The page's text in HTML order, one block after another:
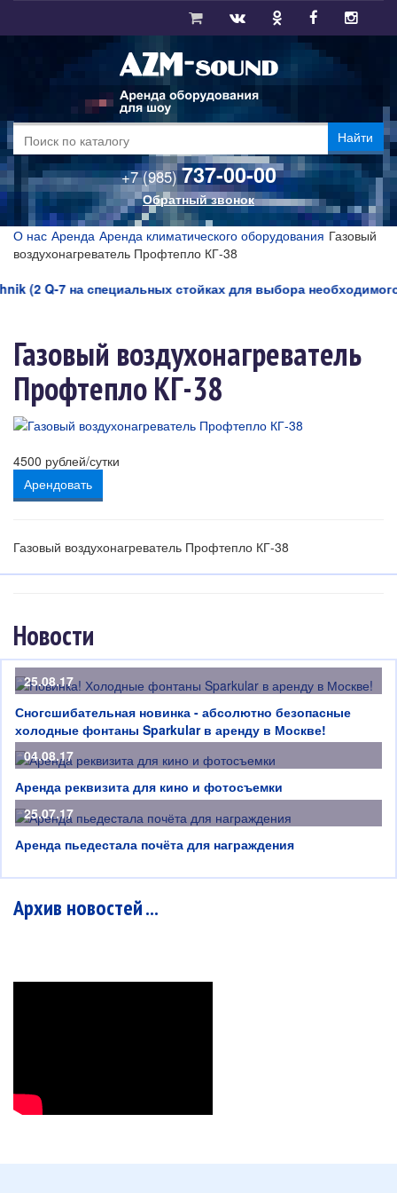
Найти
+7 (985) 737-00-00
Обратный звонок
О нас Аренда Аренда климатического оборудования Газовый
воздухонагреватель Профтепло КГ-38
(2 Q-7 на специальных стойках для выбора необходимого
Газовый воздухонагреватель
Профтепло КГ-38
4500 рублей/сутки
Арендовать
Газовый воздухонагреватель Профтепло КГ-38
Новости
25.08.17
Сногсшибательная новинка - абсолютно безопасные
холодные фонтаны Sparkular в аренду в Москве!
04.08.17
Аренда реквизита для кино и фотосъемки
25.07.17
Аренда пьедестала почёта для награждения
Архив новостей ...